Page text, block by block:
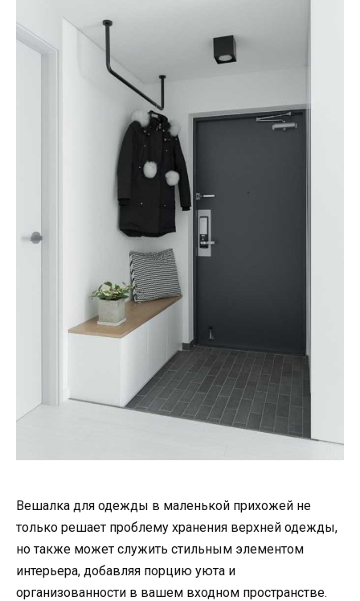
Вешалка для одежды в маленькой прихожей не
только решает проблему хранения верхней одежды,
но также может служить стильным элементом
интерьера, добавляя порцию уюта и
организованности в вашем входном пространстве.